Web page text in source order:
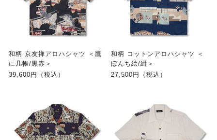
和柄 京友禅アロハシャツ ＜鷹
に几帳/黒赤＞
39,600円（税込）
和柄 コットンアロハシャツ ＜
ぼんち絵/紺＞
27,500円（税込）